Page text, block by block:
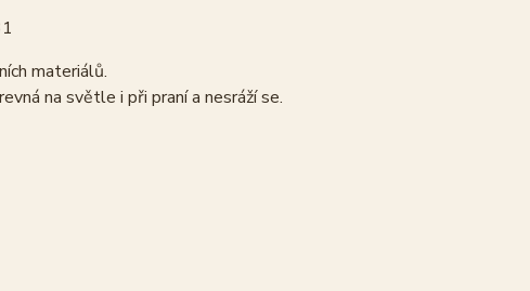
materiálů.
na světle i při praní a nesráží se.